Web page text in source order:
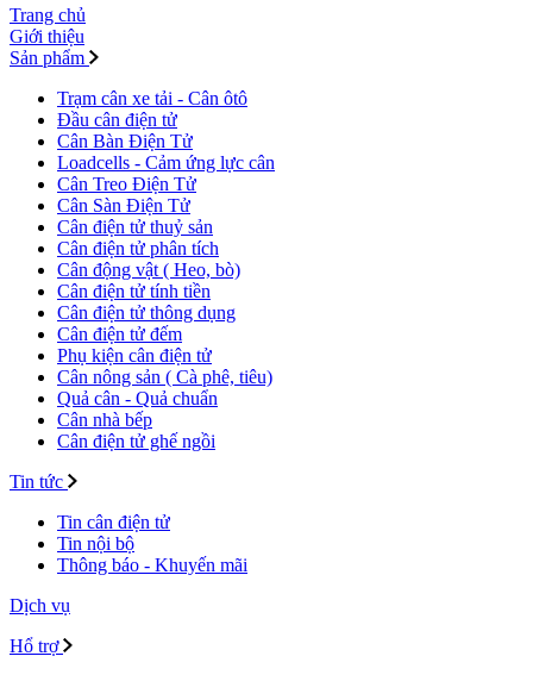
Trang chủ
Giới thiệu
Sản phẩm
Trạm cân xe tải - Cân ôtô
Đầu cân điện tử
Cân Bàn Điện Tử
Loadcells - Cảm ứng lực cân
Cân Treo Điện Tử
Cân Sàn Điện Tử
Cân điện tử thuỷ sản
Cân điện tử phân tích
Cân động vật ( Heo, bò)
Cân điện tử tính tiền
Cân điện tử thông dụng
Cân điện tử đếm
Phụ kiện cân điện tử
Cân nông sản ( Cà phê, tiêu)
Quả cân - Quả chuẩn
Cân nhà bếp
Cân điện tử ghế ngồi
Tin tức
Tin cân điện tử
Tin nội bộ
Thông báo - Khuyến mãi
Dịch vụ
Hổ trợ